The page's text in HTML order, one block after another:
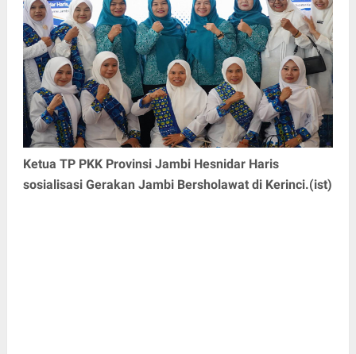
Ketua TP PKK Provinsi Jambi Hesnidar Haris
sosialisasi Gerakan Jambi Bersholawat di Kerinci.(ist)